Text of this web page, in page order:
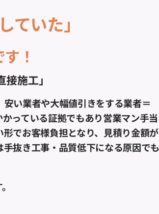
ていた」
！
施工」
い業者や大幅値引きをする業者＝
っている証拠でもあり営業マン手当
でお客様負担となり、見積り金額が
抜き工事・品質低下になる原因でも